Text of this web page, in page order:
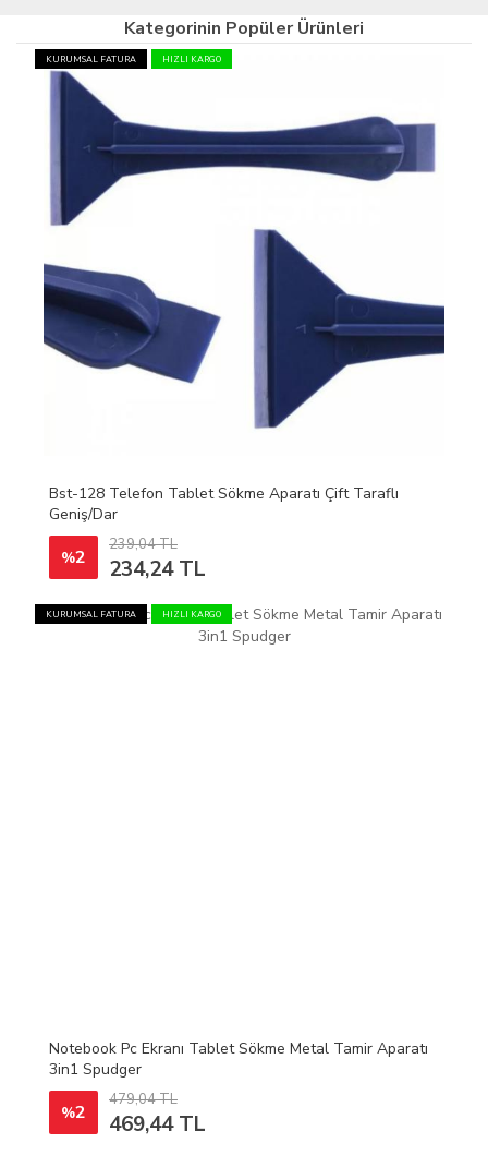
Kategorinin Popüler Ürünleri
KURUMSAL FATURA HIZLI KARGO
Bst-128 Telefon Tablet Sökme Aparatı Çift Taraflı
Geniş/Dar
%2
239,04 TL
234,24 TL
KURUMSAL FATURA HIZLI KARGO
Notebook Pc Ekranı Tablet Sökme Metal Tamir Aparatı
3in1 Spudger
%2
479,04 TL
469,44 TL